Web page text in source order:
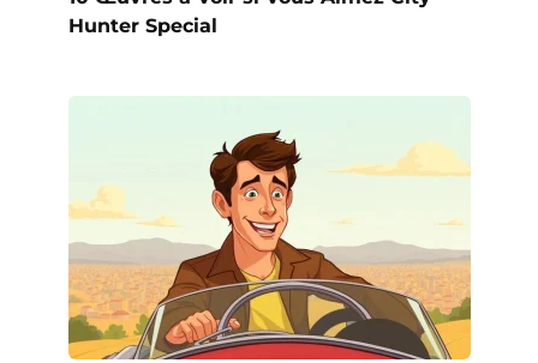
Hunter Special